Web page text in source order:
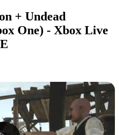
+ Undead
One) - Xbox Live